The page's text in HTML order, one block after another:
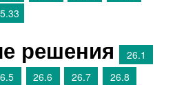
решения
26.1
26.6 26.7
26.8